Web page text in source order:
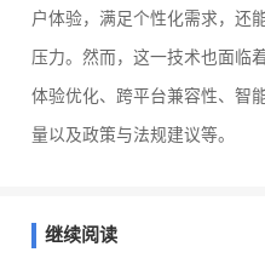
户体验，满足个性化需求，还
压力。然而，这一技术也面临
体验优化、跨平台兼容性、智
量以及政策与法规建议等。
继续阅读